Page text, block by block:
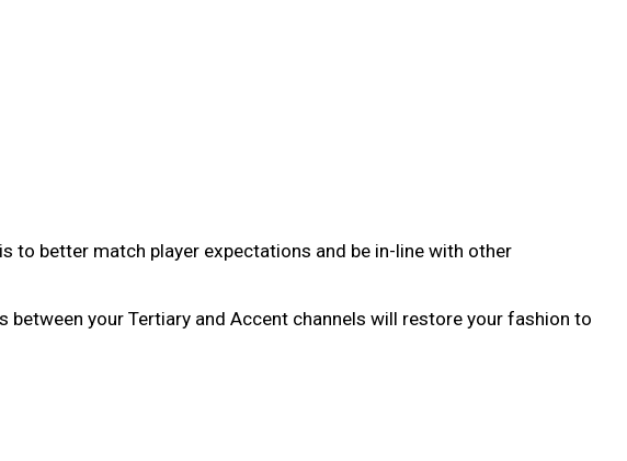
to better match player expectations and be in-line with other
your Tertiary and Accent channels will restore your fashion to